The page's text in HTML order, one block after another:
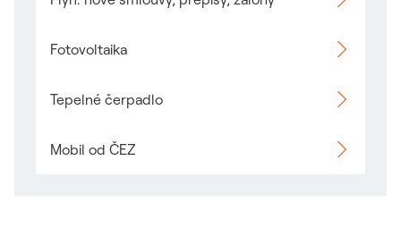
Odkaz se otevře v novém okně
Fotovoltaika
Odkaz se otevře v novém okně
Tepelné čerpadlo
Odkaz se otevře v novém okně
Mobil od ČEZ
Odkaz se otevře v novém okně